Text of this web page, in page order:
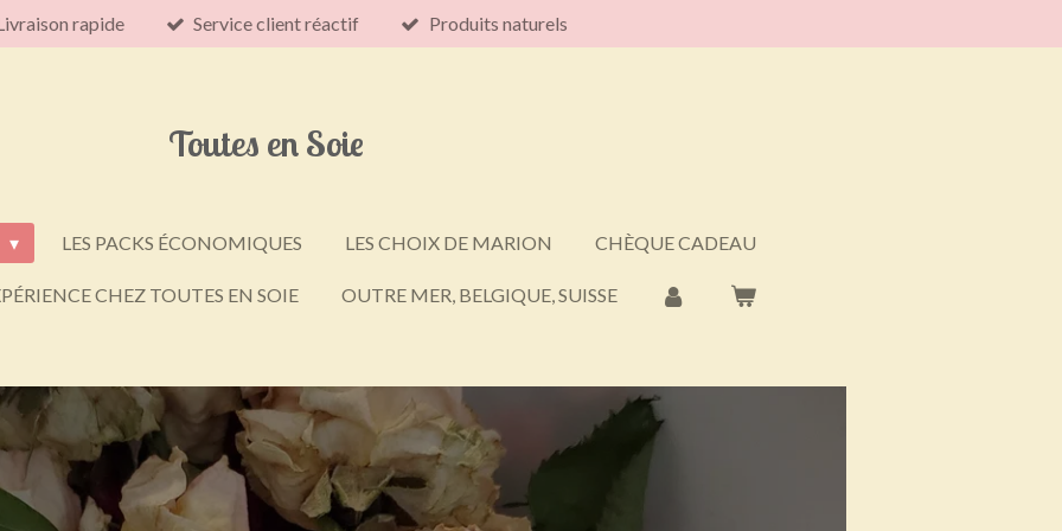
rapide Service client réactif Produits naturels
Toutes en Soie
LES PACKS ÉCONOMIQUES LES CHOIX DE MARION CHÈQUE CADEAU
CHEZ TOUTES EN SOIE OUTRE MER, BELGIQUE, SUISSE